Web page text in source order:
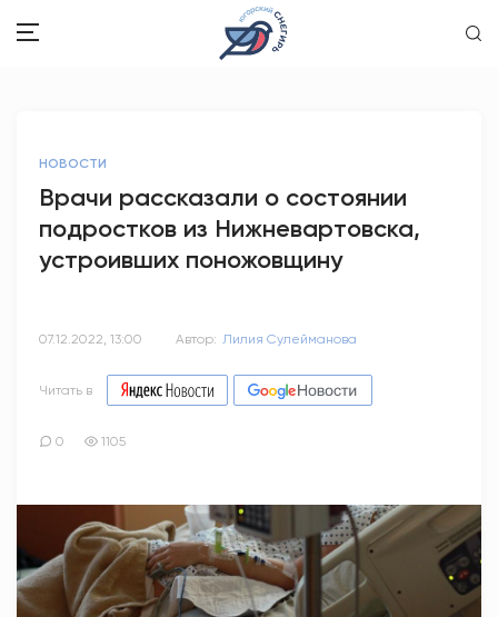
ОБРАЗОВАНИЕ
ПСИХОЛОГИЯ
КУЛЬТУРА
СПОРТ
АНТИТЕРРОР
НОВОСТИ
НОВОСТИ
Врачи рассказали о состоянии
подростков из Нижневартовска,
устроивших поножовщину
07.12.2022, 13:00 Автор: Лилия Сулейманова
Читать в
0 1105